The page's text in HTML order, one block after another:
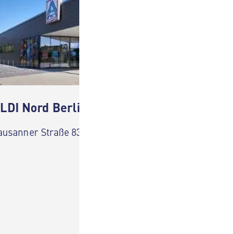
Nord Berlin
Straße 83 12205 Berlin